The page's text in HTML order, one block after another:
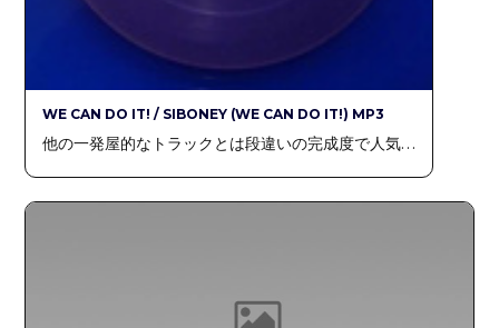
WE CAN DO IT! / SIBONEY (WE CAN DO IT!) MP3
他の一発屋的なトラックとは段違いの完成度で人気…